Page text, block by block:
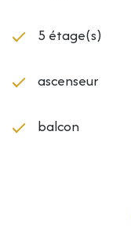
5 étage(s)
ascenseur
balcon